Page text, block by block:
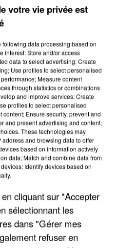
Mafia interpellé en
avait été interpellé
votre vie privée est
following data processing based on
interest: Store and/or access
data to select advertising; Create
Use profiles to select personalised
Measure content
through statistics or combinations
and improve services; Create
profiles to select personalised
Ensure security, prevent and
and present advertising and content;
These technologies may
and browsing data to offer
based on information actively
data; Match and combine data from
Identify devices based on
cliquant sur "Accepter
sélectionnant les
dans "Gérer mes
refuser en